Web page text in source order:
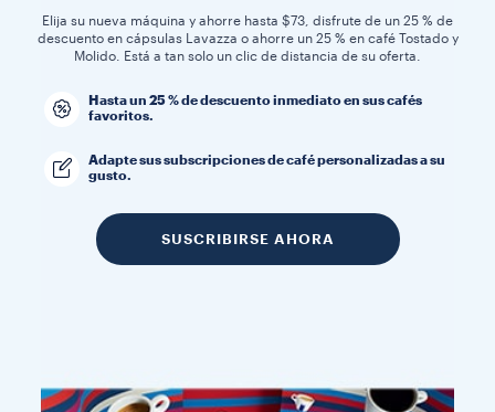
Elija su nueva máquina y ahorre hasta $73, disfrute de un 25 % de
descuento en cápsulas Lavazza o ahorre un 25 % en café Tostado y
Molido. Está a tan solo un clic de distancia de su oferta.
Hasta un 25 % de descuento inmediato en sus cafés
favoritos.
Adapte sus subscripciones de café personalizadas a su
gusto.
SUSCRIBIRSE AHORA